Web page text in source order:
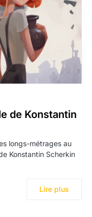
de Konstantin
longs-métrages au
Konstantin Scherkin
Lire plus